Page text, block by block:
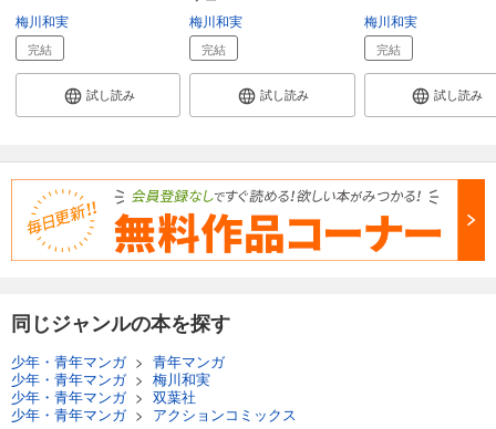
梅川和実
完結
試し読み
梅川和実
完結
試し読み
梅川和実
完結
試し読み
同じジャンルの本を探す
少年・青年マンガ> 青年マンガ
少年・青年マンガ> 梅川和実
少年・青年マンガ> 双葉社
少年・青年マンガ> アクションコミックス